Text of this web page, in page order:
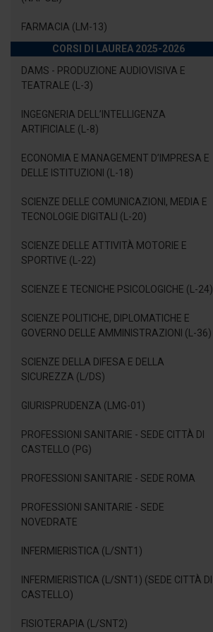
FARMACIA (LM-13)
CORSI DI LAUREA 2025-2026
DAMS - PRODUZIONE AUDIOVISIVA E
TEATRALE (L-3)
INGEGNERIA DELL’INTELLIGENZA
ARTIFICIALE (L-8)
ECONOMIA E MANAGEMENT D’IMPRESA E
DELLE ISTITUZIONI (L-18)
SCIENZE DELLE COMUNICAZIONI, MEDIA E
TECNOLOGIE DIGITALI (L-20)
SCIENZE DELLE ATTIVITÀ MOTORIE E
SPORTIVE (L-22)
SCIENZE E TECNICHE PSICOLOGICHE (L-24)
SCIENZE POLITICHE, DIPLOMATICHE E
GOVERNO DELLE AMMINISTRAZIONI (L-36)
SCIENZE DELLA DIFESA E DELLA
SICUREZZA (L/DS)
GIURISPRUDENZA (LMG-01)
PROFESSIONI SANITARIE - SEDE CITTÀ DI
CASTELLO (PG)
PROFESSIONI SANITARIE - SEDE ROMA
PROFESSIONI SANITARIE - SEDE
NOVEDRATE
INFERMIERISTICA (L/SNT1)
INFERMIERISTICA (L/SNT1) (SEDE CITTÀ DI
CASTELLO)
FISIOTERAPIA (L/SNT2)